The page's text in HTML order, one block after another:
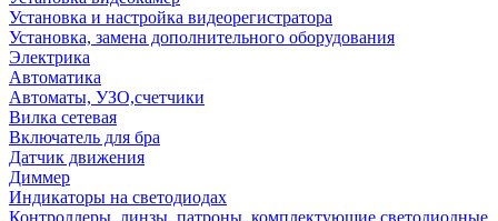
Установка и настройка видеорегистратора
Установка, замена дополнительного оборудования
Электрика
Автоматика
Автоматы, УЗО,счетчики
Вилка сетевая
Включатель для бра
Датчик движения
Диммер
Индикаторы на светодиодах
Контроллеры, линзы, патроны, комплектующие светодиодные